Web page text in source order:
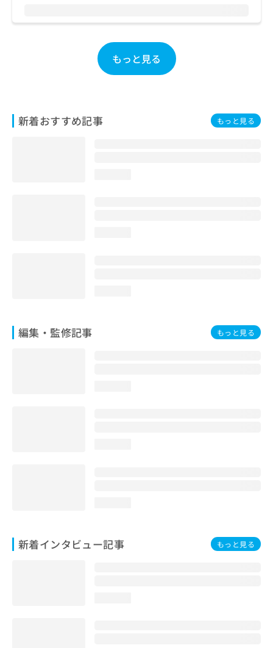
もっと見る
新着おすすめ記事 もっと見る
編集・監修記事 もっと見る
新着インタビュー記事 もっと見る
問
ら